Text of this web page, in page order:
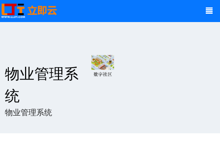
物业管理系
统
物业管理系统